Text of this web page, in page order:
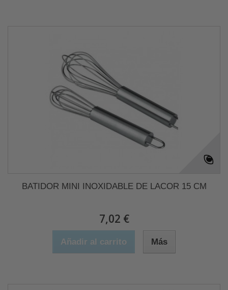
BATIDOR MINI INOXIDABLE DE LACOR 15 CM
7,02 €
Añadir al carrito Más